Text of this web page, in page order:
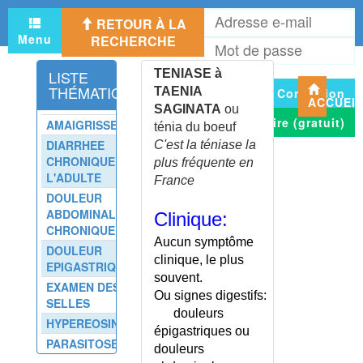
Menu
RETOUR À LA
RECHERCHE
Connexion
S'inscrire (gratuit)
LISTE
THÉMATIQUE
AMAIGRISSEMENT
DIARRHEE
CHRONIQUE DE
L'ADULTE
DOULEUR
ABDOMINALE
CHRONIQUE
DOULEUR
EPIGASTRIQUE
EXAMEN DES
SELLES
HYPEREOSINOPHILIE
PARASITOSES A
HEREDITAIRES
HEMORRAGIQUES
TELECONSULTATION
TEMPERATURE CORPORELLE
TEMPORAL (SYNDROME)
TEMPS DE COAGULATION ET
DE SAIGNEMENT
TENDINITE DE LA PATTE D'OIE
TENDINITE DES ABDUCTEURS
DU POUCE
TENDINITE DU GENOU
TENDINITE DU MOYEN
FESSIER
TENDINITE DU TIBIAL
ANTERIEUR
TENDINOPATHIES
TENDINOPATHIES
ACHILLEENNES
TENIASE A
TENIASE à
TAENIA
SAGINATA ou
ténia du boeuf
C'est la téniase la
plus fréquente en
France
Clinique:
Aucun symptôme
clinique, le plus
souvent.
Ou signes digestifs:
douleurs
épigastriques ou
douleurs